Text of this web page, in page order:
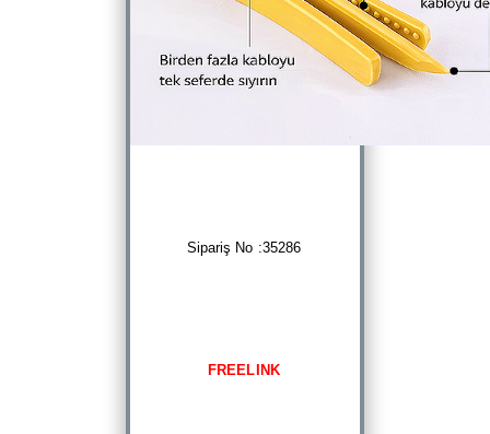
Sipariş No :35286
FREELINK